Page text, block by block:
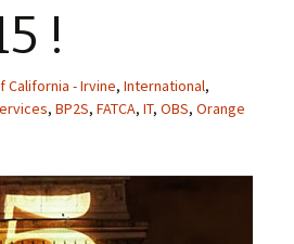
!
California - Irvine, International,
, BP2S, FATCA, IT, OBS, Orange